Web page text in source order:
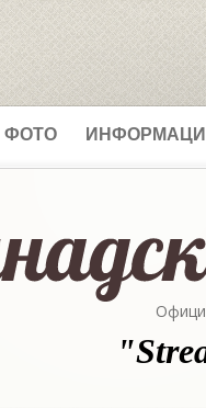
ФОТО